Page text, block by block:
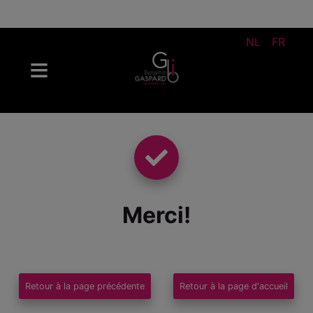
NL FR
Merci!
Retour à la page précédente Retour à la page d'accueil